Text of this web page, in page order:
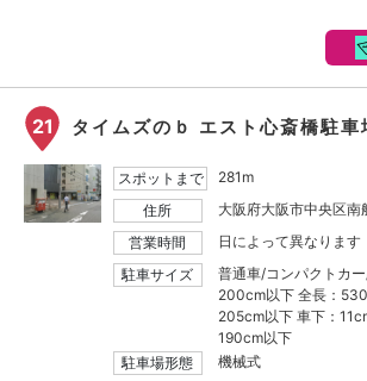
21 タイムズのｂ エスト心斎橋駐車
スポットまで
281m
住所
大阪府大阪市中央区
営業時間
日によって異なります
駐車サイズ
普通車/コンパクトカ
200cm以下 全長：
205cm以下 車下：
190cm以下
駐車場形態
機械式